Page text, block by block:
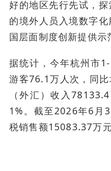
好的地区先行先试，
的境外人员入境数字
国层面制度创新提供示
据统计，今年杭州市
游客76.1万人次，同
（外汇）收入
1%。截至2026年6月
税销售额15083.37万